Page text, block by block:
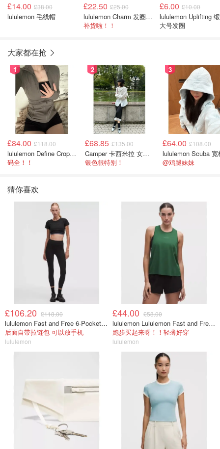
£14.00 £38.00
lululemon 毛线帽
£22.50 £25.00
lululemon Charm 发圈 3件装
补货啦！！
£6.00 £10.00
lululemon Uplifting
大号发圈
大家都在抢
1
£84.00 £118.00
lululemon Define Cropped Jacket Nulu 短款夹克
码全！！
2
£68.85 £135.00
Camper 卡西米拉 女士鞋子
银色很特别！
3
£64.00 £108.00
@鸡腿妹妹
猜你喜欢
£106.20 £118.00
lululemon Fast and Free 6-Pocket 高腰紧身裤 25英寸
后面自带拉链包 可以放手机
lululemon
£44.00 £58.00
lululemon Lululemon Fast and Free 女士背心
跑步买起来呀！！轻薄好穿
lululemon